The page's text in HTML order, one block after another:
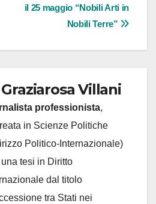
il 25 maggio “Nobili Arti in
Nobili Terre”
Graziarosa Villani
professionista,
in Scienze Politiche
Politico-Internazionale)
tesi in Diritto
dal titolo
tra Stati nei